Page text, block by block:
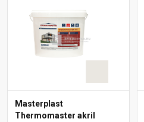
Masterplast
Thermomaster akril